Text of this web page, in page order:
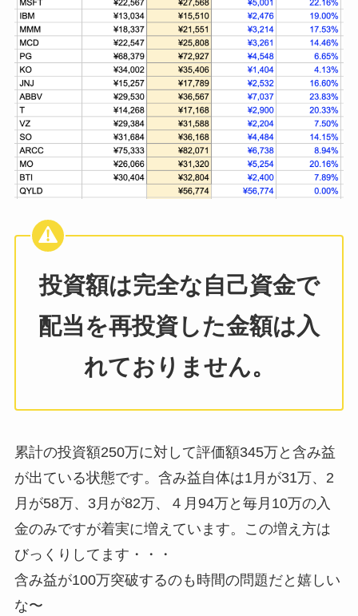
投資額は完全な自己資金で
配当を再投資した金額は入
れておりません。
累計の投資額250万に対して評価額345万と含み益
が出ている状態です。含み益自体は1月が31万、2
月が58万、3月が82万、４月94万と毎月10万の入
金のみですが着実に増えています。この増え方は
びっくりしてます・・・
含み益が100万突破するのも時間の問題だと嬉しい
な〜